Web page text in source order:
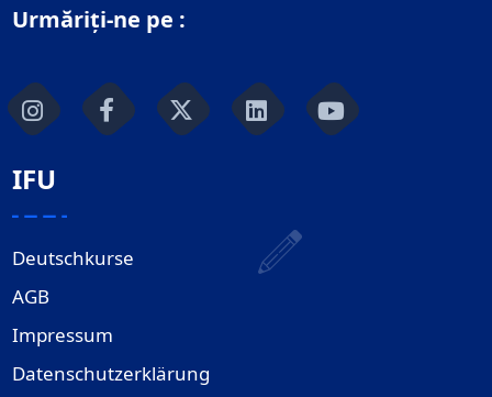
Urmăriți-ne pe :
IFU
Deutschkurse
AGB
Impressum
Datenschutzerklärung